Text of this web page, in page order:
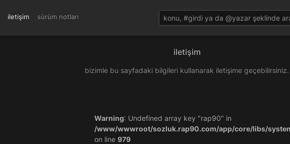
iletişim sürüm notları
iletişim
bizimle bu sayfadaki bilgileri kullanarak iletişime geçebilirsiniz.
Warning: Undefined array key "rap90" in
/www/wwwroot/sozluk.rap90.com/app/core/libs/
on line979